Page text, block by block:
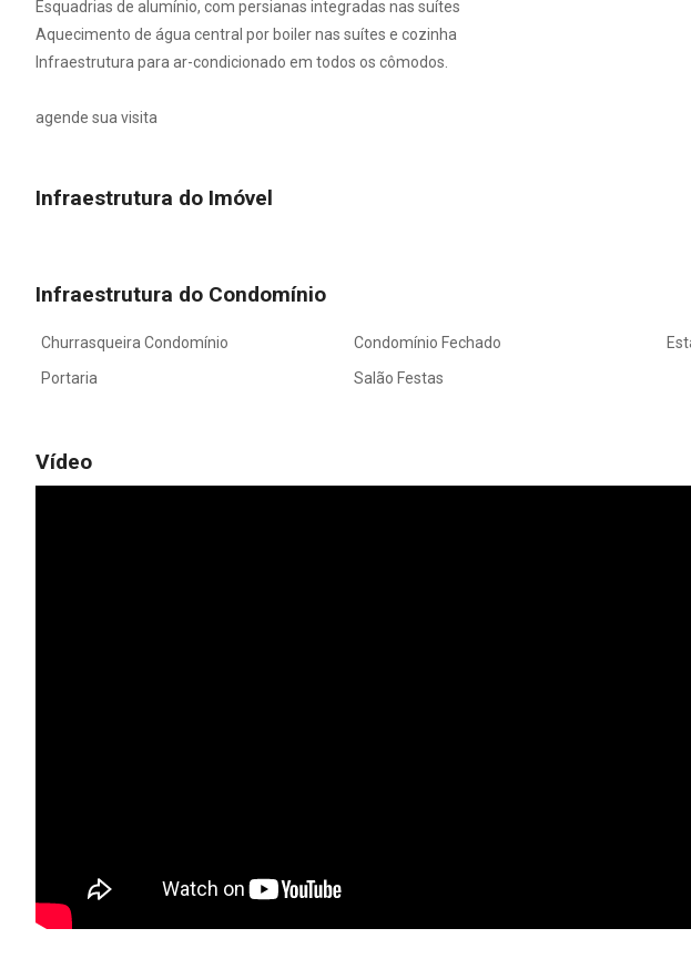
Esquadrias de alumínio, com persianas integradas nas suítes
Aquecimento de água central por boiler nas suítes e cozinha
Infraestrutura para ar-condicionado em todos os cômodos.
agende sua visita
Infraestrutura do Imóvel
Infraestrutura do Condomínio
Churrasqueira Condomínio Condomínio Fechado
Portaria
Salão Festas
Vídeo